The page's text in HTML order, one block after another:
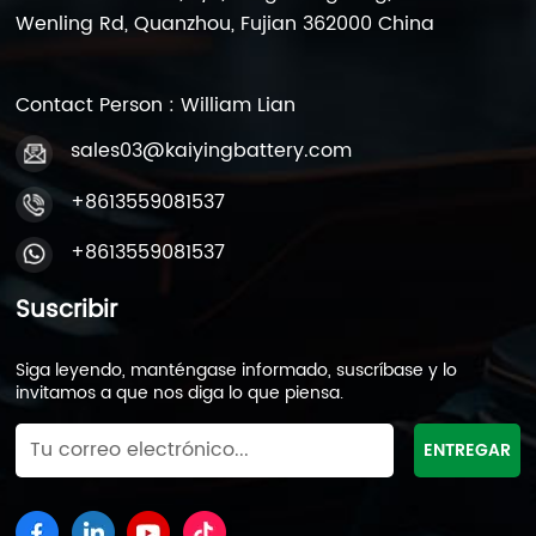
Wenling Rd, Quanzhou, Fujian 362000 China
Contact Person : William Lian
sales03@kaiyingbattery.com
+8613559081537
+8613559081537
Suscribir
Siga leyendo, manténgase informado, suscríbase y lo
invitamos a que nos diga lo que piensa.